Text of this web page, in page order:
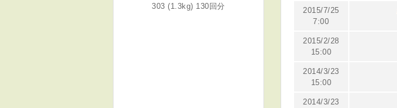
303 (1.3kg) 130回分
2015/7/25
7:00
2015/2/28
15:00
2014/3/23
15:00
2014/3/23